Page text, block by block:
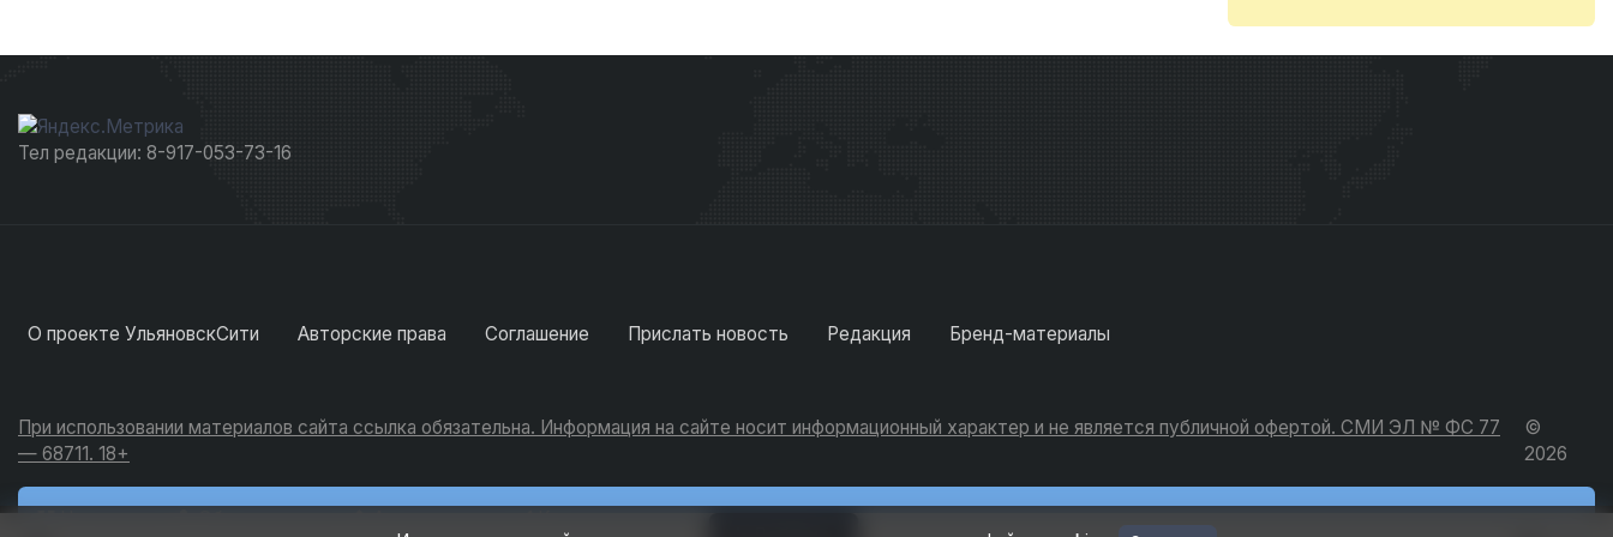
Тел редакции: 8-917-053-73-16
О проекте УльяновскСити Авторские права Соглашение Прислать новость Редакция Бренд-материалы
При использовании материалов сайта ссылка обязательна. Информация на сайте носит информационный характер и не является публичной офертой. СМИ ЭЛ № ФС 77
— 68711. 18+
©
2026